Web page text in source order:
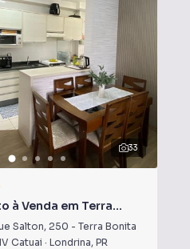
33
à Venda em Terra
Salton, 250 - Terra Bonita
Catuai · Londrina, PR